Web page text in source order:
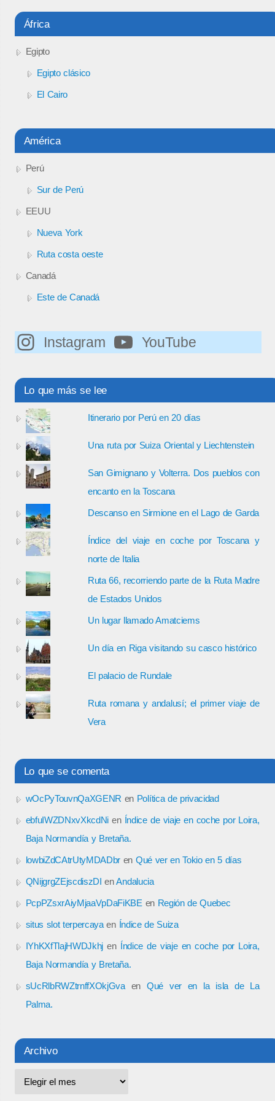
África
Egipto
Egipto clásico
El Cairo
América
Perú
Sur de Perú
EEUU
Nueva York
Ruta costa oeste
Canadá
Este de Canadá
Instagram YouTube
Lo que más se lee
Itinerario por Perú en 20 días
Una ruta por Suiza Oriental y Liechtenstein
San Gimignano y Volterra. Dos pueblos con
encanto en la Toscana
Descanso en Sirmione en el Lago de Garda
Índice del viaje en coche por Toscana y
norte de Italia
Ruta 66, recorriendo parte de la Ruta Madre
de Estados Unidos
Un lugar llamado Amatciems
Un día en Riga visitando su casco histórico
El palacio de Rundale
Ruta romana y andalusí; el primer viaje de
Vera
Lo que se comenta
wOcPyTouvnQaXGENR en Política de privacidad
ebfuIWZDNxvXkcdNi en Índice de viaje en coche por Loira,
Baja Normandía y Bretaña.
lowbiZdCAtrUtyMDADbr en Qué ver en Tokio en 5 días
QNijgrgZEjscdiszDI enAndalucia
PcpPZsxrAiyMjaaVpDaFiKBE en Región de Quebec
situs slot terpercayaen Índice de Suiza
IYhKXfTlajHWDJkhj en Índice de viaje en coche por Loira,
Baja Normandía y Bretaña.
sUcRlbRWZtrnffXOkjGvaen Qué ver en la isla de La
Palma.
Archivo